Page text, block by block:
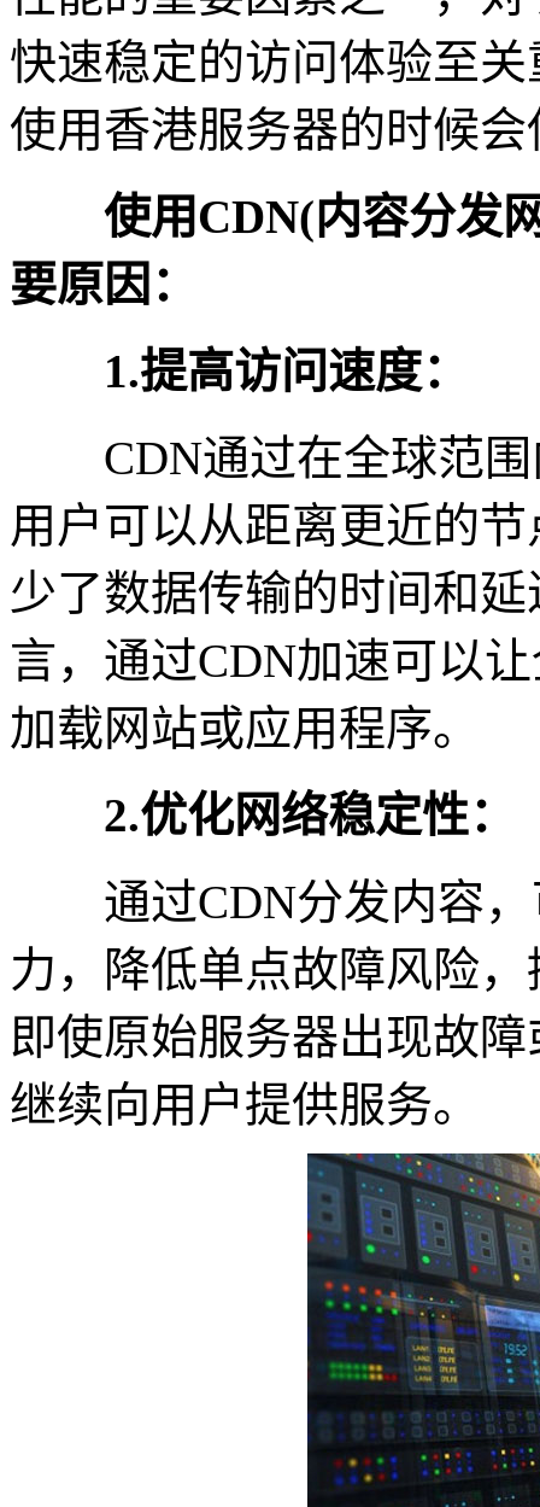
快速稳定的访问体验至
使用香港服务器的时候会
使用CDN(内容分发网
要原因：
1.提高访问速度：
CDN通过在全球范围
用户可以从距离更近的
少了数据传输的时间和
言，通过CDN加速可以
加载网站或应用程序。
2.优化网络稳定性：
通过CDN分发内容，
力，降低单点故障风险
即使原始服务器出现故
继续向用户提供服务。